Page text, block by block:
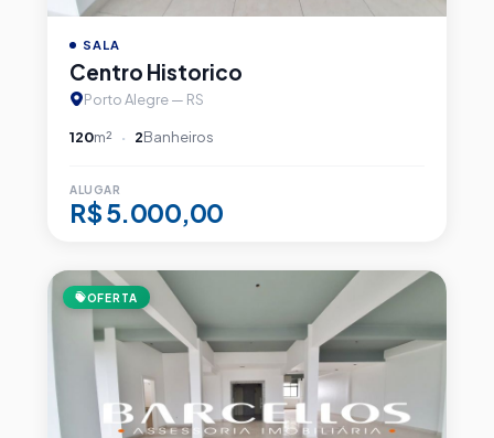
SALA
Centro Historico
Porto Alegre — RS
120m² 2Banheiros
ALUGAR
R$ 5.000,00
OFERTA